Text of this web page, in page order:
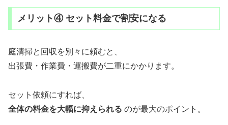
メリット④ セット料金で割安になる
庭清掃と回収を別々に頼むと、
出張費・作業費・運搬費が二重にかかります。
セット依頼にすれば、
全体の料金を大幅に抑えられる のが最大のポイント。